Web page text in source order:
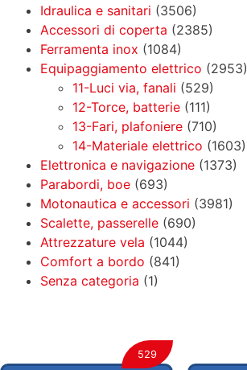
Idraulica e sanitari (3506)
Accessori di coperta (2385)
Ferramenta inox (1084)
Equipaggiamento elettrico (2953)
11-Luci via, fanali (529)
12-Torce, batterie (111)
13-Fari, plafoniere (710)
14-Materiale elettrico (1603)
Elettronica e navigazione (1373)
Parabordi, boe (693)
Motonautica e accessori (3981)
Scalette, passerelle (690)
Attrezzature vela (1044)
Comfort a bordo (841)
Senza categoria (1)
529